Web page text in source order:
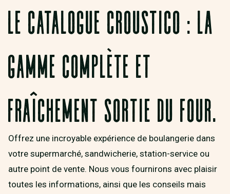
LE CATALOGUE CROUSTICO : LA
GAMME COMPLÈTE ET
FRAÎCHEMENT SORTIE DU FOUR.
Offrez une incroyable expérience de boulangerie dans
votre supermarché, sandwicherie, station-service ou
autre point de vente. Nous vous fournirons avec plaisir
toutes les informations, ainsi que les conseils mais